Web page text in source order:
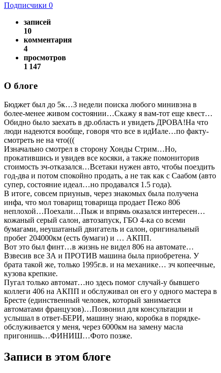
Подписчики 0
записей
10
комментария
4
просмотров
1 147
О блоге
Бюджет был до 5к…3 недели поиска любого минивэна в
более-менее живом состоянии…Скажу я вам-тот еще квест…
Обидно было заехать в др.область и увидеть ДРОВА!На что
люди надеются вообще, говоря что все в идИале…по факту-
смотреть не на что(((
Изначально смотрел в сторону Хонды Стрим…Но,
прокатившись и увидев все косяки, а также помониторив
стоимость зч-отказался…Всетаки нужен авто, чтобы поездить
год-два и потом спокойно продать, а не так как с Саабом (авто
супер, состояние идеал…но продавался 1.5 года).
В итоге, совсем приуныв, через знакомых была получена
инфа, что мол товарищ товарища продает Пежо 806
неплохой…Поехали…Пыж и впрямь оказался интересен…
кожаный серый салон, автозапуск, ГБО 4-ка со всеми
бумагами, неушатаный двигатель и салон, оригинальный
пробег 204000км (есть бумаги) и … АКПП.
Вот это был финт…в жизнь не видел 806 на автомате…
Взвесив все ЗА и ПРОТИВ машина была приобретена. У
брата такой же, только 1995г.в. и на механике… зч копеечные,
кузова крепкие.
Пугал только автомат…но здесь помог случай-у бывшего
коллеги 406 на АКПП и обслуживал он его у одного мастера в
Бресте (единственный человек, который занимается
автоматами французов)…Позвонил для консультации и
услышал в ответ-БЕРИ, машину знаю, коробка в порядке-
обслуживается у меня, через 6000км на замену масла
пригонишь…ФИНИШ…Фото позже.
Записи в этом блоге